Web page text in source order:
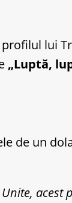
lui
„Luptă,
de un
acest